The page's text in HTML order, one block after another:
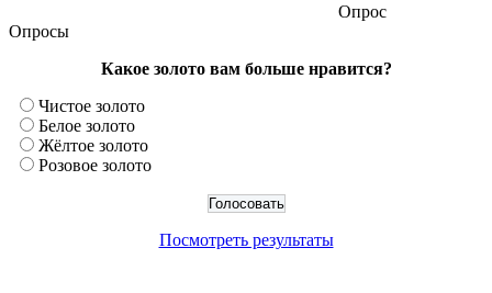
Опрос
Опросы
Какое золото вам больше нравится?
Чистое золото
Белое золото
Жёлтое золото
Розовое золото
Посмотреть результаты